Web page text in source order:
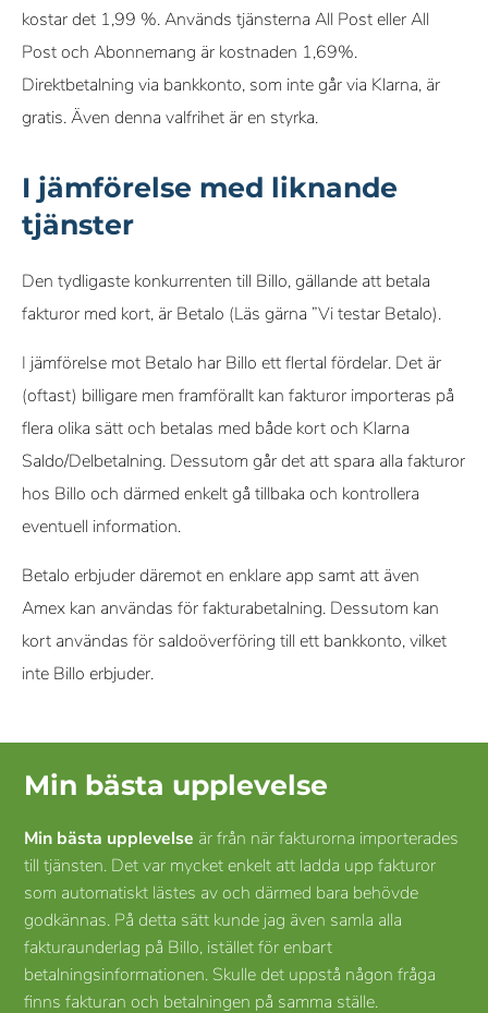
kostar det 1,99 %. Används tjänsterna All Post eller All
Post och Abonnemang är kostnaden 1,69%.
Direktbetalning via bankkonto, som inte går via Klarna, är
gratis. Även denna valfrihet är en styrka.
I jämförelse med liknande
tjänster
Den tydligaste konkurrenten till Billo, gällande att betala
fakturor med kort, är Betalo (Läs gärna ”Vi testar Betalo).
I jämförelse mot Betalo har Billo ett flertal fördelar. Det är
(oftast) billigare men framförallt kan fakturor importeras på
flera olika sätt och betalas med både kort och Klarna
Saldo/Delbetalning. Dessutom går det att spara alla fakturor
hos Billo och därmed enkelt gå tillbaka och kontrollera
eventuell information.
Betalo erbjuder däremot en enklare app samt att även
Amex kan användas för fakturabetalning. Dessutom kan
kort användas för saldoöverföring till ett bankkonto, vilket
inte Billo erbjuder.
Min bästa upplevelse
Min bästa upplevelse är från när fakturorna importerades
till tjänsten. Det var mycket enkelt att ladda upp fakturor
som automatiskt lästes av och därmed bara behövde
godkännas. På detta sätt kunde jag även samla alla
fakturaunderlag på Billo, istället för enbart
betalningsinformationen. Skulle det uppstå någon fråga
finns fakturan och betalningen på samma ställe.